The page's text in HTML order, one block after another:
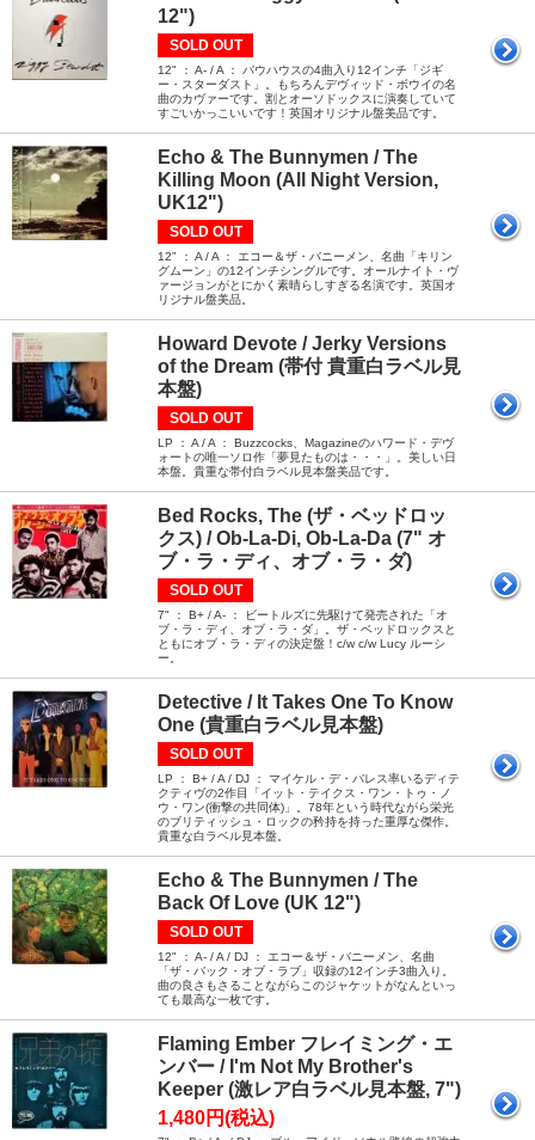
12")
SOLD OUT
12" ： A- / A ： バウハウスの4曲入り12インチ「ジギ
ー・スターダスト」。もちろんデヴィッド・ボウイの名
曲のカヴァーです。割とオーソドックスに演奏していて
すごいかっこいいです！英国オリジナル盤美品です。
Echo & The Bunnymen / The
Killing Moon (All Night Version,
UK12")
SOLD OUT
12" ： A / A ： エコー＆ザ・バニーメン、名曲「キリン
グムーン」の12インチシングルです。オールナイト・ヴ
ァージョンがとにかく素晴らしすぎる名演です。英国オ
リジナル盤美品。
Howard Devote / Jerky Versions
of the Dream (帯付 貴重白ラベル見
本盤)
SOLD OUT
LP ： A / A ： Buzzcocks、Magazineのハワード・デヴ
ォートの唯一ソロ作「夢見たものは・・・」。美しい日
本盤。貴重な帯付白ラベル見本盤美品です。
Bed Rocks, The (ザ・ベッドロッ
クス) / Ob-La-Di, Ob-La-Da (7" オ
ブ・ラ・ディ、オブ・ラ・ダ)
SOLD OUT
7" ： B+ / A- ： ビートルズに先駆けて発売された「オ
ブ・ラ・ディ、オブ・ラ・ダ」。ザ・ベッドロックスと
ともにオブ・ラ・ディの決定盤！c/w c/w Lucy ルーシ
ー。
Detective / It Takes One To Know
One (貴重白ラベル見本盤)
SOLD OUT
LP ： B+ / A / DJ ： マイケル・デ・バレス率いるディテ
クティヴの2作目「イット・テイクス・ワン・トゥ・ノ
ウ・ワン(衝撃の共同体)」。78年という時代ながら栄光
のブリティッシュ・ロックの矜持を持った重厚な傑作。
貴重な白ラベル見本盤。
Echo & The Bunnymen / The
Back Of Love (UK 12")
SOLD OUT
12" ： A- / A / DJ ： エコー＆ザ・バニーメン、名曲
「ザ・バック・オブ・ラブ」収録の12インチ3曲入り。
曲の良さもさることながらこのジャケットがなんといっ
ても最高な一枚です。
Flaming Ember フレイミング・エ
ンバー / I'm Not My Brother's
Keeper (激レア白ラベル見本盤, 7")
1,480円(税込)